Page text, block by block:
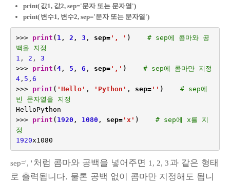
print( 값1, 값2, sep='문자 또는 문자열')
print( 변수1, 변수2, sep='문자 또는 문자열')
>>> print ( 1 , 2 , 3 , sep=', ' )
# sep에 콤마와 공
백을 지정
1 , 2 ,
3
>>>
print (4, 5 , 6 , sep=',' )
# sep에 콤마만 지정
4, 5 , 6
>>>
print ( 'Hello' , 'Python' , sep='' )
# sep에
빈 문자열을 지정
HelloPython
>>>
print ( 1920 , 1080 , sep='x' )
# sep에 x를 지
정
1920x1080
sep=', ' 처럼 콤마와 공백을 넣어주면 1, 2, 3 과 같은 형태
로 출력됩니다. 물론 공백 없이 콤마만 지정해도 됩니